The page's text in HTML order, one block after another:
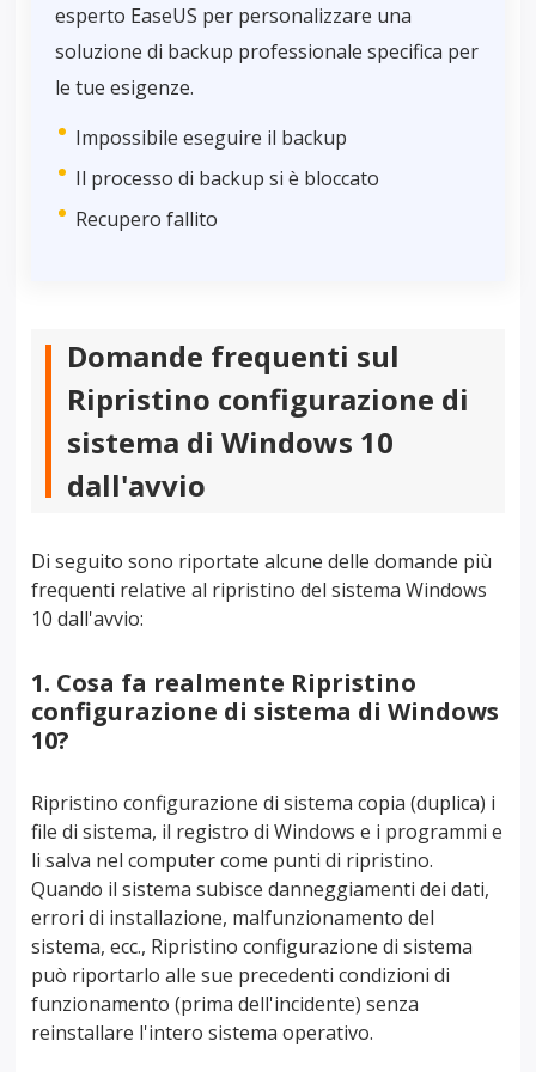
esperto EaseUS per personalizzare una
soluzione di backup professionale specifica per
le tue esigenze.
Impossibile eseguire il backup
Il processo di backup si è bloccato
Recupero fallito
Domande frequenti sul
Ripristino configurazione di
sistema di Windows 10
dall'avvio
Di seguito sono riportate alcune delle domande più
frequenti relative al ripristino del sistema Windows
10 dall'avvio:
1. Cosa fa realmente Ripristino
configurazione di sistema di Windows
10?
Ripristino configurazione di sistema copia (duplica) i
file di sistema, il registro di Windows e i programmi e
li salva nel computer come punti di ripristino.
Quando il sistema subisce danneggiamenti dei dati,
errori di installazione, malfunzionamento del
sistema, ecc., Ripristino configurazione di sistema
può riportarlo alle sue precedenti condizioni di
funzionamento (prima dell'incidente) senza
reinstallare l'intero sistema operativo.